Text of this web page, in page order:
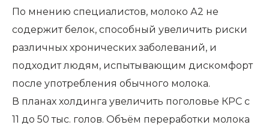
По мнению специалистов, молоко А2 не
содержит белок, способный увеличить риски
различных хронических заболеваний, и
подходит людям, испытывающим дискомфорт
после употребления обычного молока.
В планах холдинга увеличить поголовье КРС с
11 до 50 тыс. голов. Объём переработки молока